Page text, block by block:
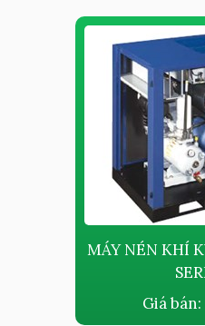
MÁY NÉN KHÍ
Giá bán: